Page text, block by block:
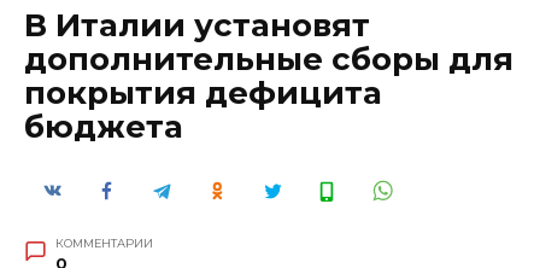
В Италии установят
дополнительные сборы для
покрытия дефицита
бюджета
КОММЕНТАРИИ
0